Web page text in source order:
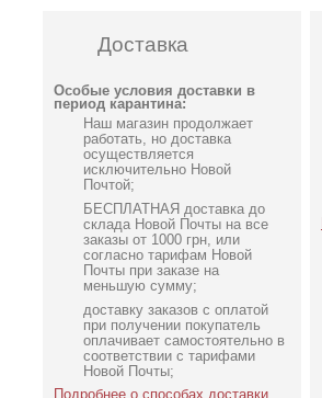
Доставка
Особые условия доставки в
период карантина:
Наш магазин продолжает
работать, но доставка
осуществляется
исключительно Новой
Почтой;
БЕСПЛАТНАЯ доставка до
склада Новой Почты на все
заказы от 1000 грн, или
согласно тарифам Новой
Почты при заказе на
меньшую сумму;
доставку заказов с оплатой
при получении покупатель
оплачивает самостоятельно в
соответствии с тарифами
Новой Почты;
Подробнее о способах доставки
Короткое черное
нарядное короткое платье
на выпускной